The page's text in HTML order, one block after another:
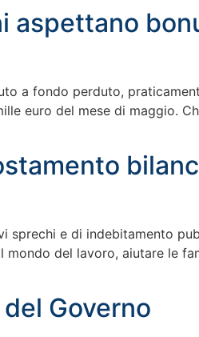
aspettano
a fondo perduto,
euro del mese di maggio.
sprechi e di indebitamento
del lavoro, aiutare le
Governo